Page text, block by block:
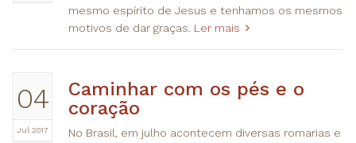
mesmo espírito de Jesus e tenhamos os mesmos
motivos de dar graças. Ler mais
04
Jul 2017
Caminhar com os pés e o
coração
No Brasil, em julho acontecem diversas romarias e